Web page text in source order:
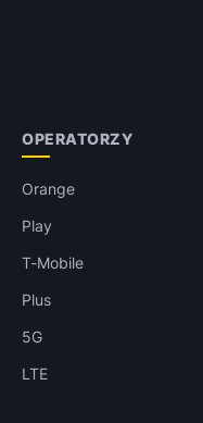
OPERATORZY
Orange
Play
T-Mobile
Plus
5G
LTE